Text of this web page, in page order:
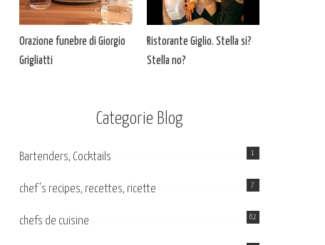
Orazione funebre di Giorgio
Grigliatti
Ristorante Giglio. Stella si?
Stella no?
Categorie Blog
Bartenders, Cocktails 1
chef's recipes, recettes, ricette 7
chefs de cuisine 62